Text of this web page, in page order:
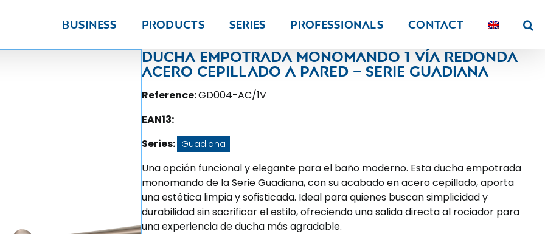
Business Products Series PROFESSIONALS Contact
Ducha empotrada monomando 1 vía redonda
acero cepillado a pared – Serie Guadiana
Reference:GD004-AC/1V
EAN13:
Series: Guadiana
Una opción funcional y elegante para el baño moderno. Esta ducha empotrada
monomando de la Serie Guadiana, con su acabado en acero cepillado, aporta
una estética limpia y sofisticada. Ideal para quienes buscan simplicidad y
durabilidad sin sacrificar el estilo, ofreciendo una salida directa al rociador para
una experiencia de ducha más agradable.